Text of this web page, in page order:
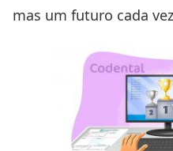
mas um futuro cada